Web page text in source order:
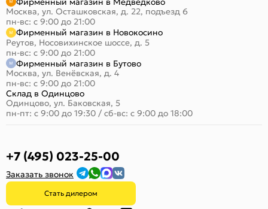
Москва, ул. Осташковская, д. 22, подъезд 6
пн-вс: с 9:00 до 21:00
Фирменный магазин в Новокосино
Реутов, Носовихинское шоссе, д. 5
пн-вс: с 9:00 до 21:00
Фирменный магазин в Бутово
Москва, ул. Венёвская, д. 4
пн-вс: с 9:00 до 21:00
Склад в Одинцово
Одинцово, ул. Баковская, 5
пн-пт: с 9:00 до 19:30 / сб-вс: с 9:00 до 18:00
+7 (495) 023-25-00
Заказать звонок
Стать дилером